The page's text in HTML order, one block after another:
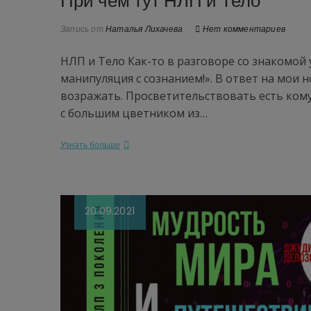
Запись от Наталья Лихачева Нет комментариев
НЛП и Тело Как-то в разговоре со
манипуляция с сознанием!». В ответ на мои
возражать. Просветительствовать есть
с большим цветником из…
Узнать больше
20.09.2021